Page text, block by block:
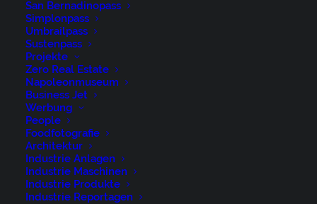
San Bernadinopass
Simplonpass
Umbrailpass
Sustenpass
Projekte
Zero Real Estate
Napoleonmuseum
Business Jet
Werbung
People
Foodfotografie
Architektur
Industrie Anlagen
Industrie Maschinen
Industrie Produkte
Industrie Reportagen
Epesses 21-07-1049